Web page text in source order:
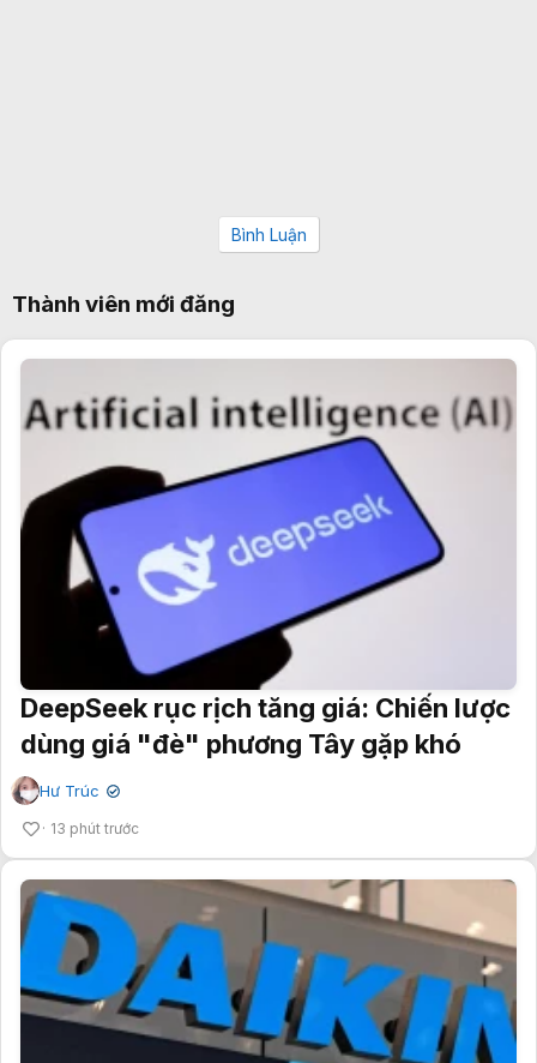
Bình Luận
Thành viên mới đăng
DeepSeek rục rịch tăng giá: Chiến lược
dùng giá "đè" phương Tây gặp khó
Hư Trúc ✔
13 phút trước